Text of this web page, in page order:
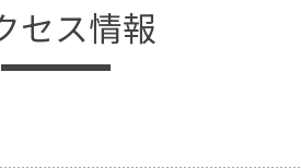
セス情報